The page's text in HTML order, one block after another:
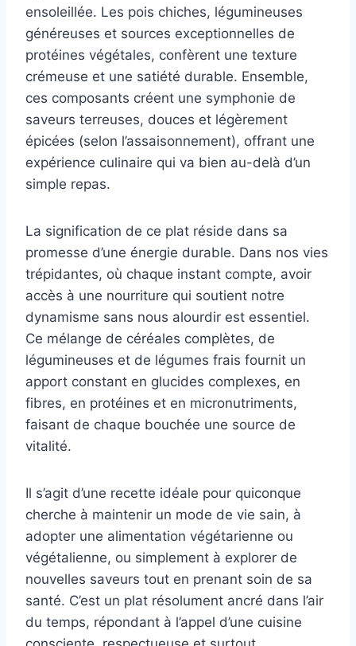
ensoleillée. Les pois chiches, légumineuses
généreuses et sources exceptionnelles de
protéines végétales, confèrent une texture
crémeuse et une satiété durable. Ensemble,
ces composants créent une symphonie de
saveurs terreuses, douces et légèrement
épicées (selon l’assaisonnement), offrant une
expérience culinaire qui va bien au-delà d’un
simple repas.
La signification de ce plat réside dans sa
promesse d’une énergie durable. Dans nos vies
trépidantes, où chaque instant compte, avoir
accès à une nourriture qui soutient notre
dynamisme sans nous alourdir est essentiel.
Ce mélange de céréales complètes, de
légumineuses et de légumes frais fournit un
apport constant en glucides complexes, en
fibres, en protéines et en micronutriments,
faisant de chaque bouchée une source de
vitalité.
Il s’agit d’une recette idéale pour quiconque
cherche à maintenir un mode de vie sain, à
adopter une alimentation végétarienne ou
végétalienne, ou simplement à explorer de
nouvelles saveurs tout en prenant soin de sa
santé. C’est un plat résolument ancré dans l’air
du temps, répondant à l’appel d’une cuisine